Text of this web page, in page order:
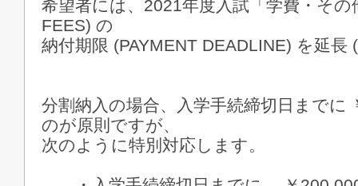
希望者には、2021年度入試「学費・その
FEES) の
納付期限 (PAYMENT DEADLINE) を延長
分割納入の場合、入学手続締切日までに
のが原則ですが、
次のように特別対応します。